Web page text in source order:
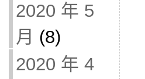
2020 年 5
月 (8)
2020 年 4